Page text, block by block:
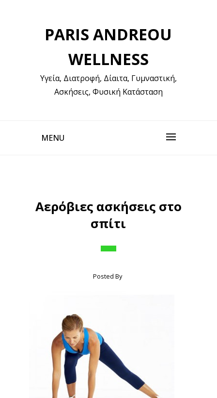
PARIS ANDREOU
WELLNESS
Υγεία, Διατροφή, Δίαιτα, Γυμναστική,
Ασκήσεις, Φυσική Κατάσταση
MENU
Αερόβιες ασκήσεις στο
σπίτι
Posted By